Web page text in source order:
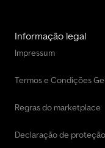
Informação legal
Impressum
Termos e Condições
Regras do marketplace
Declaração de